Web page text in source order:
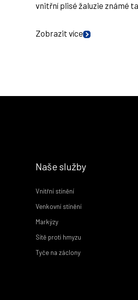
vnitřní plisé žaluzie známé
Zobrazit více
Naše služby
Vnitřní stínění
Venkovní stínění
Markýzy
Sítě proti hmyzu
Tyče na záclony